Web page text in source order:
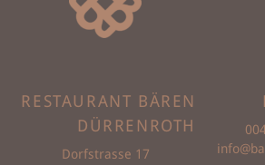
RESTAURANT BÄREN
DÜRRENROTH
Dorfstrasse 17